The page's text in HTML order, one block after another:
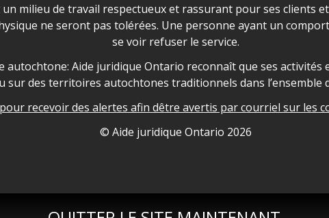
les locaux d'AJO.
milieu de travail respectueux et rassurant pour ses clients
ne seront pas tolérées. Une personne ayant un
se voir refuser le service.
autochtone: Aide juridique Ontario reconnaît que ses activités
sur des territoires autochtones traditionnels dans l’ensemble
recevoir des alertes afin dêtre avertis par courriel sur les
© Aide juridique Ontario 2026